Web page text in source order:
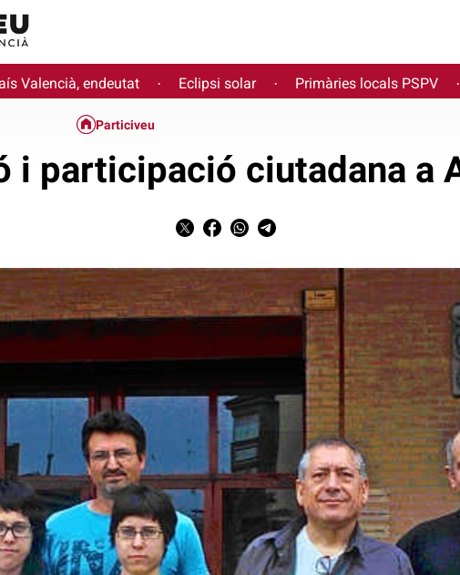
Valencià, endeutat · Eclipsi solar · Primàries locals PSPV ·
Particiveu
i participació ciutadana a